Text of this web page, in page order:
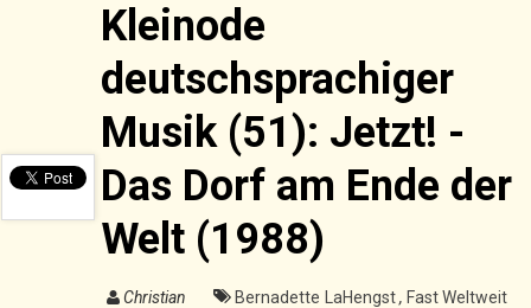
Kleinode
deutschsprachiger
Musik (51): Jetzt! -
Das Dorf am Ende der
Welt (1988)
Christian Bernadette LaHengst, Fast Weltweit